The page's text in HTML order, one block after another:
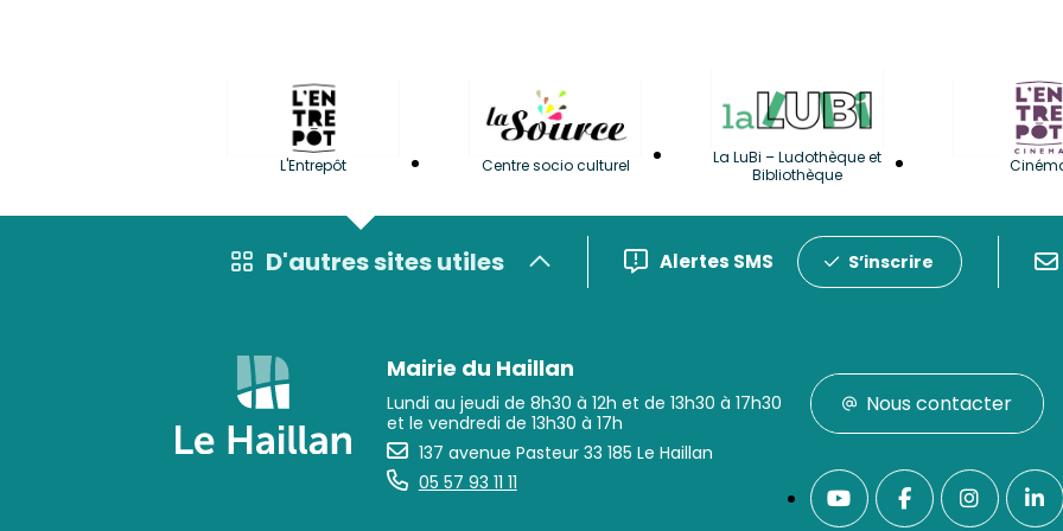
L'Entrepôt Centre socio culturel
La LuBi – Ludothèque et
Bibliothèque
D'autres sites utiles Alertes SMS S’inscrire
Mairie du Haillan
Lundi au jeudi de 8h30 à 12h et de 13h30 à 17h30
et le vendredi de 13h30 à 17h
137 avenue Pasteur 33 185 Le Haillan
05 57 93 11 11
Nous contacter